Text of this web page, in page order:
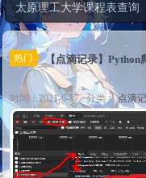
太原理工大学课程表查询
热门 【点滴记录】Python
时间：2021-6-17 分类：点滴